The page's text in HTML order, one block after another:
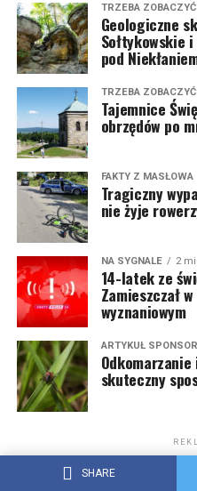
SHARE
TRZEBA ZOBACZYĆ
Geologiczne
Sołtykowskie
pod
TRZEBA ZOBACZYĆ
Tajemnice
obrzędów po
FAKTY Z MASŁOWA
Tragiczny
nie żyje
NA SYGNALE 2
14-latek ze
Zamieszczał
wyznaniowym
ARTYKUŁ
skuteczny